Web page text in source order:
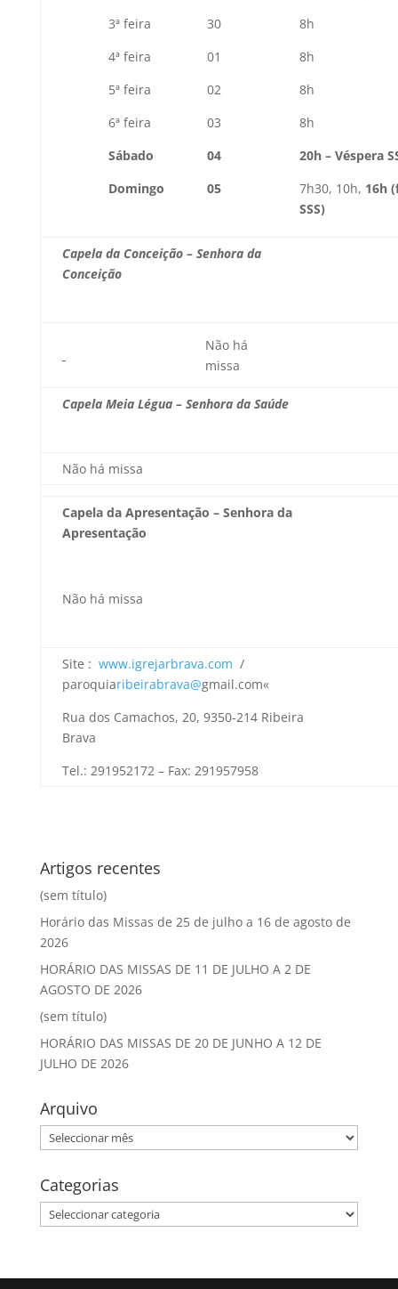
3ª feira
4ª feira
5ª feira
6ª feira
Sábado
Domingo
30
01
02
03
04
05
8h
8h
8h
8h
20h – Véspera
7h30, 10h, 16h
SSS)
Capela da Conceição – Senhora da
Conceição
Não há
missa
Capela Meia Légua – Senhora da Saúde
Não há missa
Capela da Apresentação – Senhora da
Apresentação
Não há missa
Site : www.igrejarbrava.com /
paroquiaribeirabrava@gmail.com«
Rua dos Camachos, 20, 9350-214 Ribeira
Brava
Tel.: 291952172 – Fax: 291957958
Artigos recentes
(sem título)
Horário das Missas de 25 de julho a 16 de agosto de
2026
HORÁRIO DAS MISSAS DE 11 DE JULHO A 2 DE
AGOSTO DE 2026
(sem título)
HORÁRIO DAS MISSAS DE 20 DE JUNHO A 12 DE
JULHO DE 2026
Arquivo
Arquivo
Categorias
Categorias